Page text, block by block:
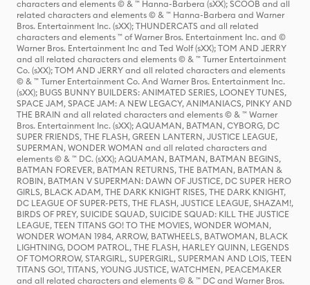
characters and elements © & ™ Hanna-Barbera (sXX); SCOOB and all
related characters and elements © & ™ Hanna-Barbera and Warner
Bros. Entertainment Inc. (sXX); THUNDERCATS and all related
characters and elements ™ of Warner Bros. Entertainment Inc. and ©
Warner Bros. Entertainment Inc and Ted Wolf (sXX); TOM AND JERRY
and all related characters and elements © & ™ Turner Entertainment
Co. (sXX); TOM AND JERRY and all related characters and elements
© & ™ Turner Entertainment Co. And Warner Bros. Entertainment Inc.
(sXX); BUGS BUNNY BUILDERS: ANIMATED SERIES, LOONEY TUNES,
SPACE JAM, SPACE JAM: A NEW LEGACY, ANIMANIACS, PINKY AND
THE BRAIN and all related characters and elements © & ™ Warner
Bros. Entertainment Inc. (sXX); AQUAMAN, BATMAN, CYBORG, DC
SUPER FRIENDS, THE FLASH, GREEN LANTERN, JUSTICE LEAGUE,
SUPERMAN, WONDER WOMAN and all related characters and
elements © & ™ DC. (sXX); AQUAMAN, BATMAN, BATMAN BEGINS,
BATMAN FOREVER, BATMAN RETURNS, THE BATMAN, BATMAN &
ROBIN, BATMAN V SUPERMAN: DAWN OF JUSTICE, DC SUPER HERO
GIRLS, BLACK ADAM, THE DARK KNIGHT RISES, THE DARK KNIGHT,
DC LEAGUE OF SUPER-PETS, THE FLASH, JUSTICE LEAGUE, SHAZAM!,
BIRDS OF PREY, SUICIDE SQUAD, SUICIDE SQUAD: KILL THE JUSTICE
LEAGUE, TEEN TITANS GO! TO THE MOVIES, WONDER WOMAN,
WONDER WOMAN 1984, ARROW, BATWHEELS, BATWOMAN, BLACK
LIGHTNING, DOOM PATROL, THE FLASH, HARLEY QUINN, LEGENDS
OF TOMORROW, STARGIRL, SUPERGIRL, SUPERMAN AND LOIS, TEEN
TITANS GO!, TITANS, YOUNG JUSTICE, WATCHMEN, PEACEMAKER
and all related characters and elements © & ™ DC and Warner Bros.